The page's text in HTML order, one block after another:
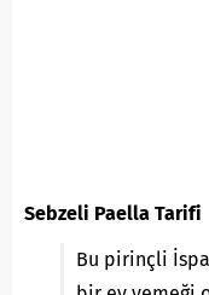
Sebzeli Paella Tarifi
Bu pirinçli